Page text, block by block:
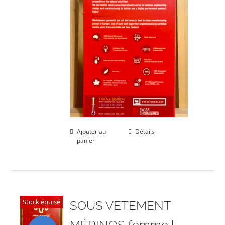
Ajouter au
panier
Détails
Stock épuisé
SOUS VETEMENT